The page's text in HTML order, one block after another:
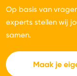
Op basis van
experts stellen wij
samen.
Maak je